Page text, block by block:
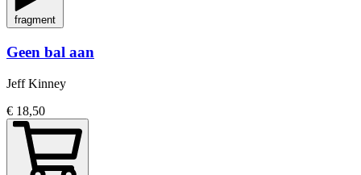
fragment
Geen bal aan
Jeff Kinney
€ 18,50